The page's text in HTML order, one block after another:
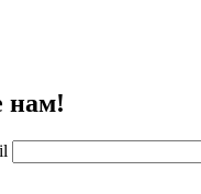
нам!